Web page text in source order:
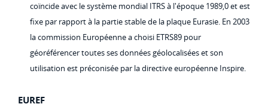
coïncide avec le système mondial ITRS à l'époque 1989,0 et est
fixe par rapport à la partie stable de la plaque Eurasie. En 2003
la commission Européenne a choisi ETRS89 pour
géoréférencer toutes ses données géolocalisées et son
utilisation est préconisée par la directive européenne Inspire.
EUREF